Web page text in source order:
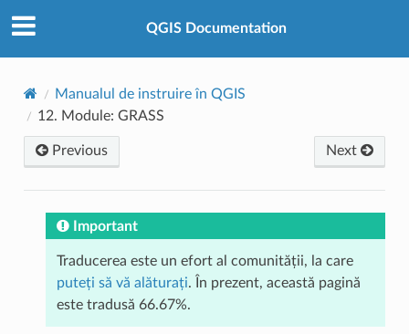
QGIS Documentation
Manualul de instruire în QGIS
12. Module: GRASS
Previous Next
Important
Traducerea este un efort al comunității, la care
puteți să vă alăturați. În prezent, această pagină
este tradusă 66.67%.